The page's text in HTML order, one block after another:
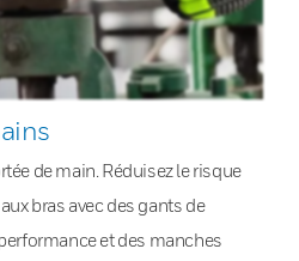
de main. Réduisez le risque
bras avec des gants de
et des manches